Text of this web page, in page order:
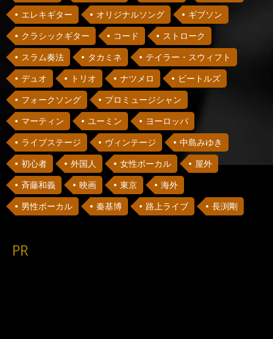
エレキギター
オリジナルソング
ギブソン
クラシックギター
コード
ストローク
スラム奏法
タカミネ
テイラー・スウィフト
デュオ
トリオ ナツメロ
ビートルズ
フォークソング
プロミュージシャン
マーティン
ユーミン
ヨーロッパ
ライブステージ
ヴィンテージ
中島みゆき
初心者
外国人 女性ボーカル
屋外
斉藤和義
映画 東京
海外
男性ボーカル
秦基博 路上ライブ 長渕剛
PR